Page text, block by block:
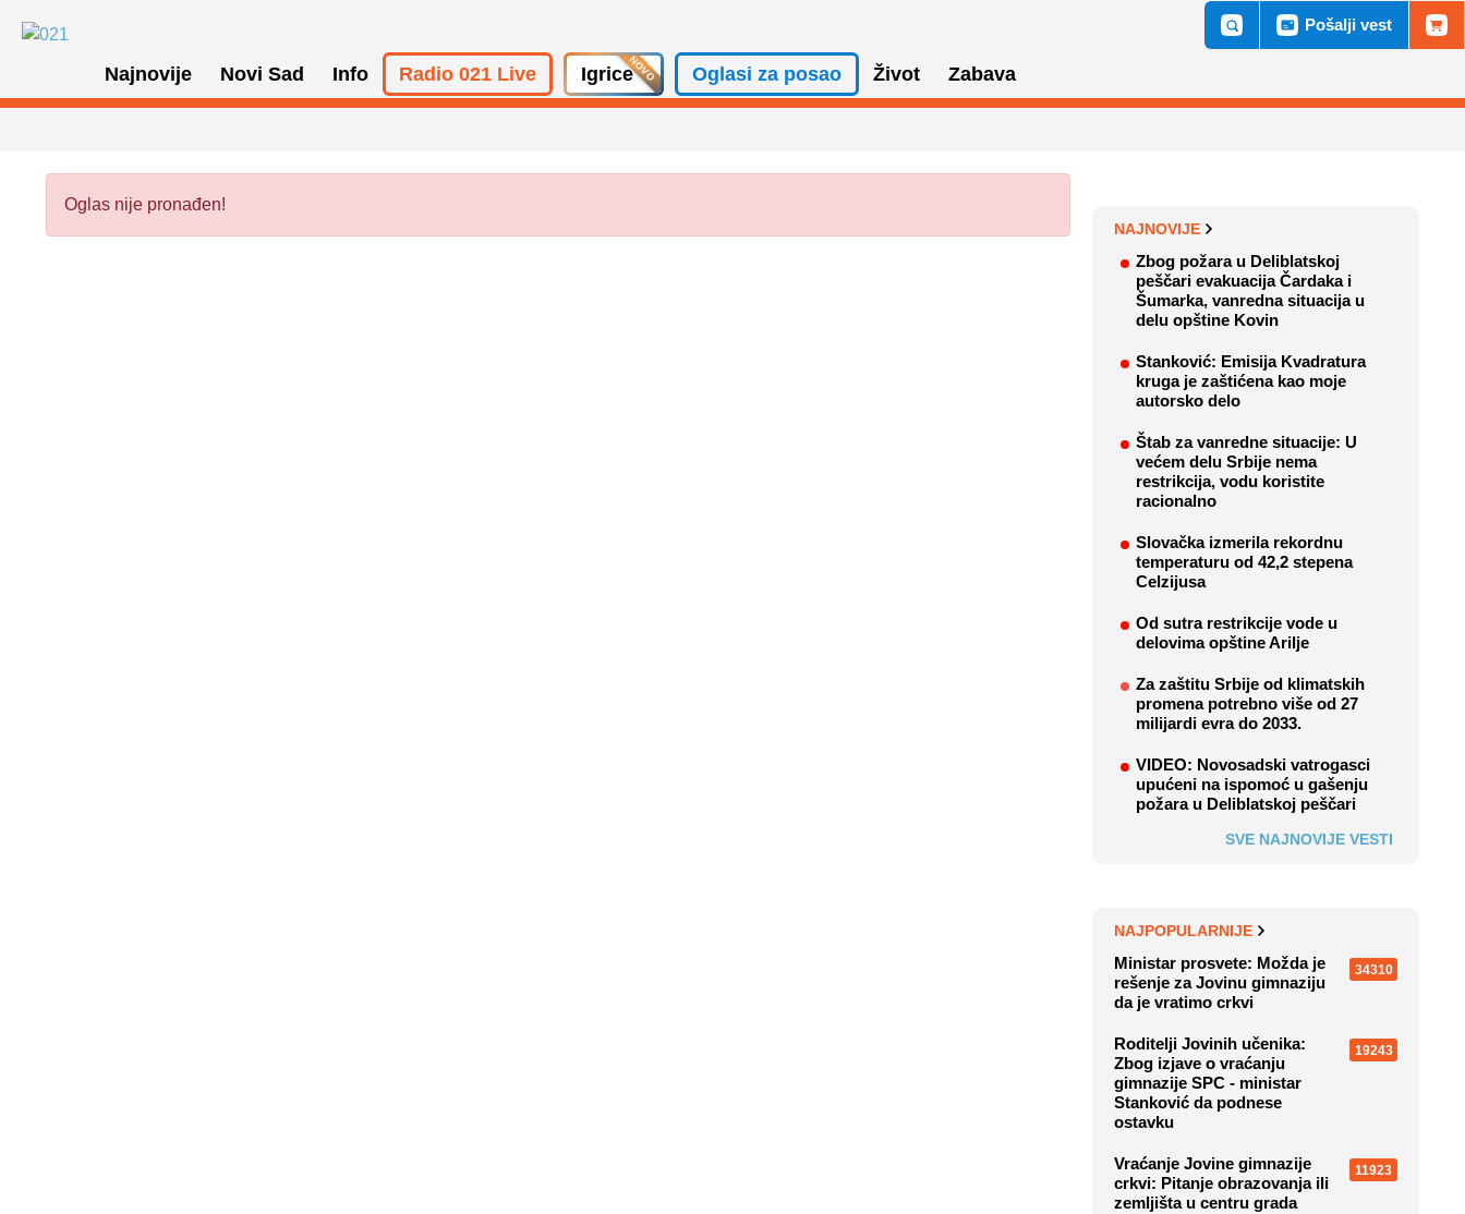
Najnovije Novi Sad Info Radio 021 Live Igrice Oglasi za posao Život Zabava
Pošalji vest
Oglas nije pronađen!
NAJNOVIJE
Zbog požara u Deliblatskoj
peščari evakuacija Čardaka i
Šumarka, vanredna situacija u
delu opštine Kovin
Stanković: Emisija Kvadratura
kruga je zaštićena kao moje
autorsko delo
Štab za vanredne situacije: U
većem delu Srbije nema
restrikcija, vodu koristite
racionalno
Slovačka izmerila rekordnu
temperaturu od 42,2 stepena
Celzijusa
Od sutra restrikcije vode u
delovima opštine Arilje
Za zaštitu Srbije od klimatskih
promena potrebno više od 27
milijardi evra do 2033.
VIDEO: Novosadski vatrogasci
upućeni na ispomoć u gašenju
požara u Deliblatskoj peščari
SVE NAJNOVIJE VESTI
NAJPOPULARNIJE
Ministar prosvete: Možda je
rešenje za Jovinu gimnaziju
da je vratimo crkvi
34310
Roditelji Jovinih učenika:
Zbog izjave o vraćanju
gimnazije SPC - ministar
Stanković da podnese
ostavku
19243
Vraćanje Jovine gimnazije
crkvi: Pitanje obrazovanja ili
zemljišta u centru grada
11923